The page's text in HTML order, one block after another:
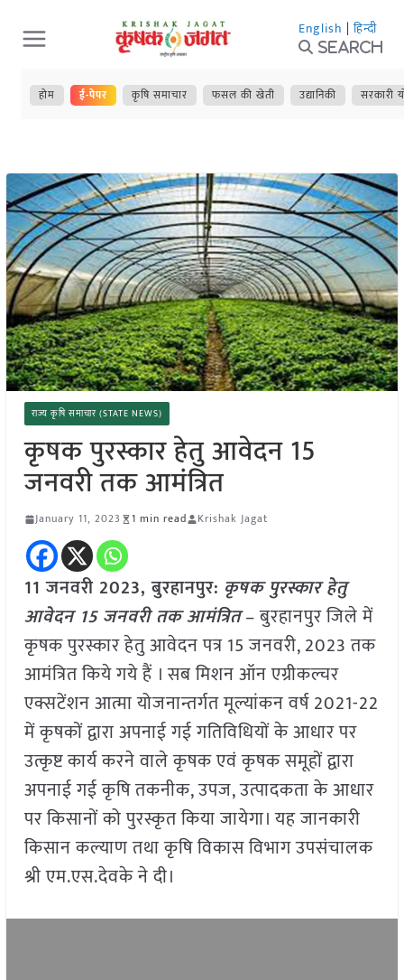
Skip
to
content
English | हिन्दी
Search
होम ई-पेपर कृषि समाचार फसल की खेती उद्यानिकी सरकारी
राज्य कृषि समाचार (STATE NEWS)
कृषक पुरस्कार हेतु आवेदन 15
जनवरी तक आमंत्रित
January 11, 2023 1 min read Krishak Jagat
11 जनवरी 2023, बुरहानपुर: कृषक पुरस्कार हेतु
आवेदन 15 जनवरी तक आमंत्रित– बुरहानपुर जिले में
कृषक पुरस्कार हेतु आवेदन पत्र 15 जनवरी, 2023 तक
आमंत्रित किये गये हैं । सब मिशन ऑन एग्रीकल्चर
एक्सटेंशन आत्मा योजनान्तर्गत मूल्यांकन वर्ष 2021-22
में कृषकों द्वारा अपनाई गई गतिविधियों के आधार पर
उत्कृष्ट कार्य करने वाले कृषक एवं कृषक समूहों द्वारा
अपनाई गई कृषि तकनीक, उपज, उत्पादकता के आधार
पर किसानों को पुरस्कृत किया जायेगा। यह जानकारी
किसान कल्याण तथा कृषि विकास विभाग उपसंचालक
श्री एम.एस.देवके ने दी।